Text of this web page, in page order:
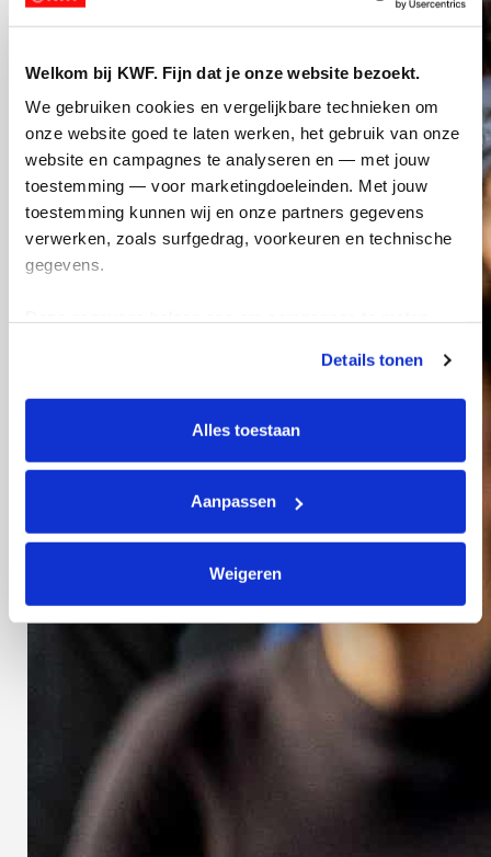
Welkom bij KWF. Fijn dat je onze website bezoekt.
We gebruiken cookies en vergelijkbare technieken om
onze website goed te laten werken, het gebruik van onze
website en campagnes te analyseren en — met jouw
toestemming — voor marketingdoeleinden. Met jouw
toestemming kunnen wij en onze partners gegevens
verwerken, zoals surfgedrag, voorkeuren en technische
gegevens.
tonen. Je kunt je toestemming op elk moment wijzigen of
intrekken via Cookie instellingen onderaan de pagina. De
lijst met cookies is te vinden in het tabblad “details”.
Details tonen
Alles toestaan
Aanpassen
Weigeren